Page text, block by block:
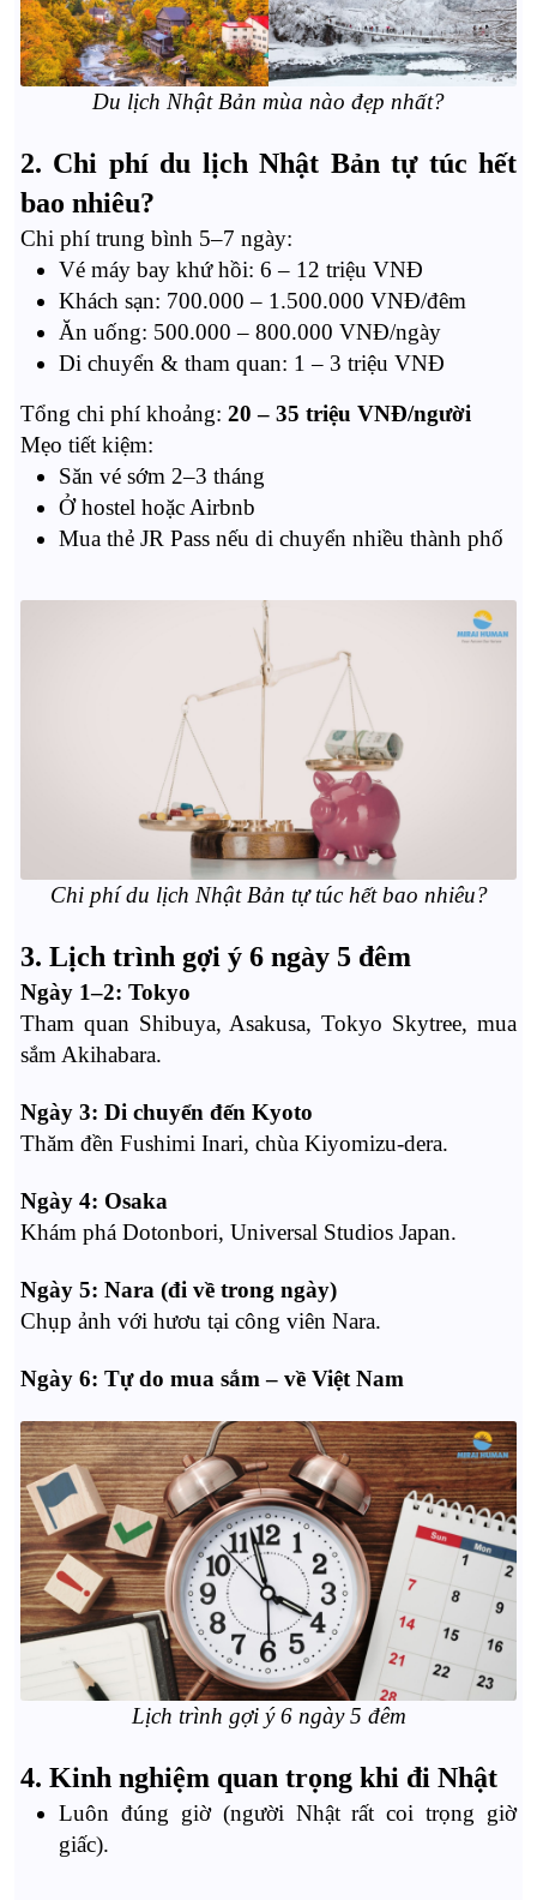
Du lịch Nhật Bản mùa nào đẹp nhất?
2. Chi phí du lịch Nhật Bản tự túc hết
bao nhiêu?
Chi phí trung bình 5–7 ngày:
Vé máy bay khứ hồi: 6 – 12 triệu VNĐ
Khách sạn: 700.000 – 1.500.000 VNĐ/đêm
Ăn uống: 500.000 – 800.000 VNĐ/ngày
Di chuyển & tham quan: 1 – 3 triệu VNĐ
Tổng chi phí khoảng: 20 – 35 triệu VNĐ/người
Mẹo tiết kiệm:
Săn vé sớm 2–3 tháng
Ở hostel hoặc Airbnb
Mua thẻ JR Pass nếu di chuyển nhiều thành phố
Chi phí du lịch Nhật Bản tự túc hết bao nhiêu?
3. Lịch trình gợi ý 6 ngày 5 đêm
Ngày 1–2: Tokyo
Tham quan Shibuya, Asakusa, Tokyo Skytree, mua
sắm Akihabara.
Ngày 3: Di chuyển đến Kyoto
Thăm đền Fushimi Inari, chùa Kiyomizu-dera.
Ngày 4: Osaka
Khám phá Dotonbori, Universal Studios Japan.
Ngày 5: Nara (đi về trong ngày)
Chụp ảnh với hươu tại công viên Nara.
Ngày 6: Tự do mua sắm – về Việt Nam
Lịch trình gợi ý 6 ngày 5 đêm
4. Kinh nghiệm quan trọng khi đi Nhật
Luôn đúng giờ (người Nhật rất coi trọng giờ
giấc).